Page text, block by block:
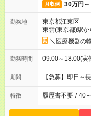
月収例 30万円～
勤務地
東京都江東区
東雲(東京都)駅
＼医療機器の
勤務時間 09:00～18:00(
期間 【急募】即日
特徴 履歴書不要 / 40